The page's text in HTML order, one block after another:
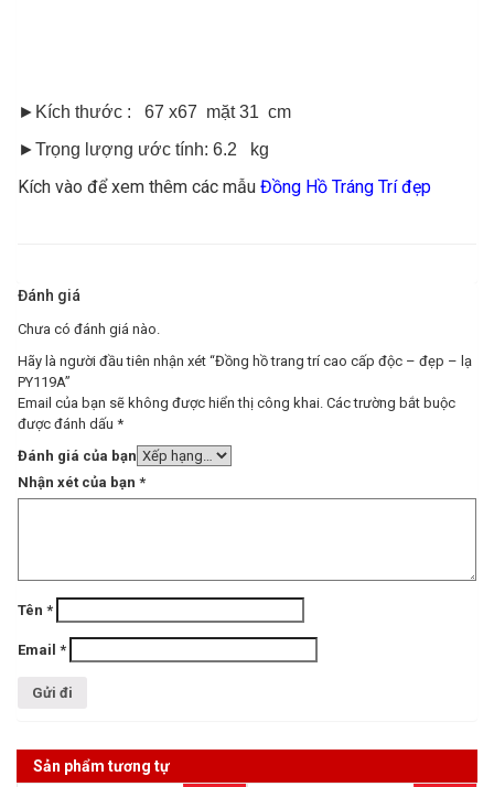
►Kích thước : 67 x67 mặt 31 cm
►Trọng lượng ước tính: 6.2 kg
Kích vào để xem thêm các mẫu Đồng Hồ Tráng Trí đẹp
Đánh giá
Chưa có đánh giá nào.
Hãy là người đầu tiên nhận xét “Đồng hồ trang trí cao cấp độc – đẹp – lạ
PY119A”
Email của bạn sẽ không được hiển thị công khai. Các trường bắt buộc
được đánh dấu *
Đánh giá của bạn
Nhận xét của bạn *
Tên *
Email *
Sản phẩm tương tự